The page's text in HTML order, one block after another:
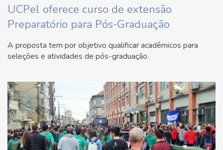
UCPel oferece curso de extensão
Preparatório para Pós-Graduação
A proposta tem por objetivo qualificar acadêmicos para
seleções e atividades de pós-graduação.